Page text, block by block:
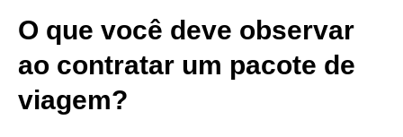
O que você deve observar
ao contratar um pacote de
viagem?